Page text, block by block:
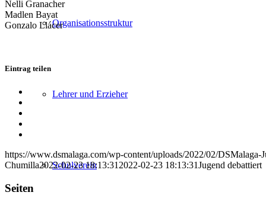
Organisationsstruktur
Lehrer und Erzieher
Schulverein
Nelli Granacher
Madlen Bayat
Gonzalo Llácer
Eintrag teilen
Teilen
Mail
teilen
https://www.dsmalaga.com/wp-content/uploads/2022/02/DSMalaga-
Chumilla2022-02-23 18:13:31 2022-02-23 18:13:31Jugend debattiert
Seiten